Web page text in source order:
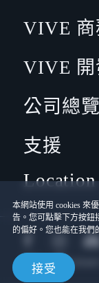
本網站使用 cookies 來
告。您可點擊下方按鈕
的偏好。您也能在我們
接受
VIVE 商
VIVE 開
公司總覽
支援
Location